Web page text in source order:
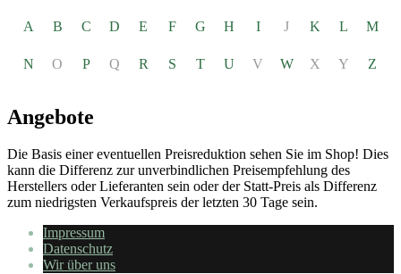
A B C D E F G H I J K L M
N O P Q R S T U V W X Y Z
Angebote
Die Basis einer eventuellen Preisreduktion sehen Sie im Shop! Dies
kann die Differenz zur unverbindlichen Preisempfehlung des
Herstellers oder Lieferanten sein oder der Statt-Preis als Differenz
zum niedrigsten Verkaufspreis der letzten 30 Tage sein.
Impressum
Datenschutz
Wir über uns